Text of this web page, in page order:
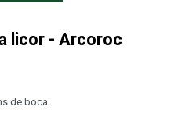
licor - Arcoroc
de boca.